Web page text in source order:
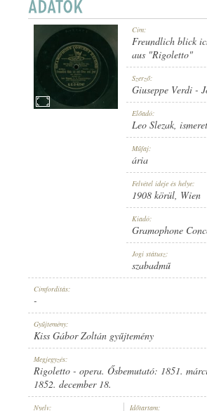
ÁRIA
1908 KÖRÜL
GRAMOPHONE CONCERT RECORD
G. C.-3-42747
Cím:
Freundlich blick
aus "Rigoletto"
Szerző:
Giuseppe Verdi -
Előadó:
Leo Slezak,
Műfaj:
ária
Felvétel ideje és helye:
1908 körül, Wien
Kiadó:
Gramophone
Jogi státusz:
szabadmű
Címfordítás:
-
Gyűjtemény:
Kiss Gábor Zoltán gyűjtemény
Megjegyzés:
Rigoletto - opera. Ősbemutató: 1851.
1852. december 18.
Nyelv: Időtartam: